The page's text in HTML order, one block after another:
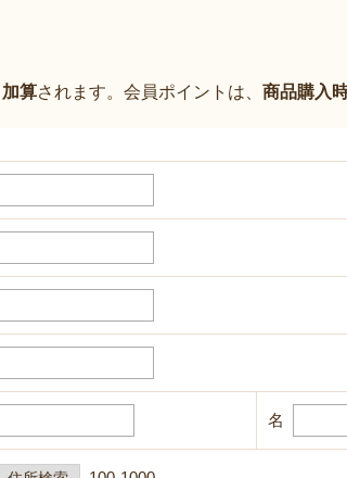
算されます。会員ポイントは、 商品購入
名